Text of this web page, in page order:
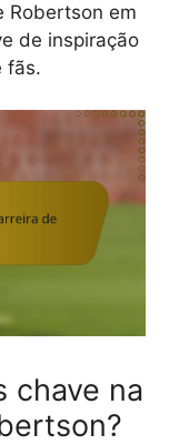
Robertson em
de inspiração
fãs.
chave na